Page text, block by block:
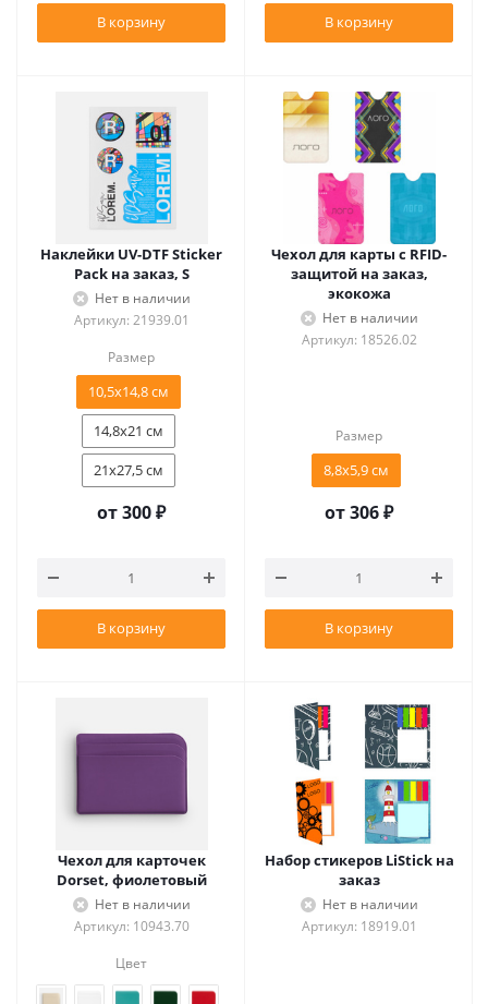
В корзину В корзину
Наклейки UV-DTF Sticker
Pack на заказ, S
Нет в наличии
Артикул: 21939.01
Размер
10,5x14,8 см
14,8x21 см
21x27,5 см
от300 ₽
В корзину
Чехол для карты с RFID-
защитой на заказ,
экокожа
Нет в наличии
Артикул: 18526.02
Размер
8,8х5,9 см
от306 ₽
В корзину
Чехол для карточек
Dorset, фиолетовый
Нет в наличии
Артикул: 10943.70
Цвет
Набор стикеров LiStick на
заказ
Нет в наличии
Артикул: 18919.01